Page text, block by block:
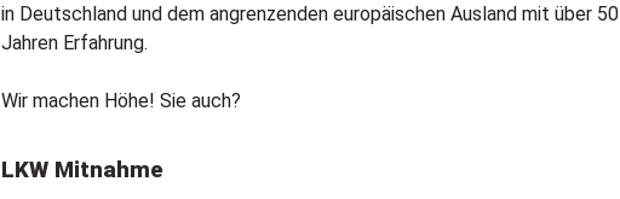
in Deutschland und dem angrenzenden europäischen Ausland mit über 50
Jahren Erfahrung.
Wir machen Höhe! Sie auch?
LKW Mitnahme